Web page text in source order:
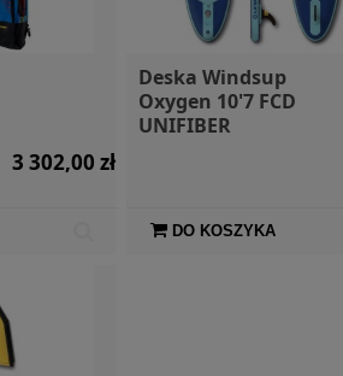
3 302,00 zł
Deska Windsup
Oxygen 10'7 FCD
UNIFIBER
DO KOSZYKA